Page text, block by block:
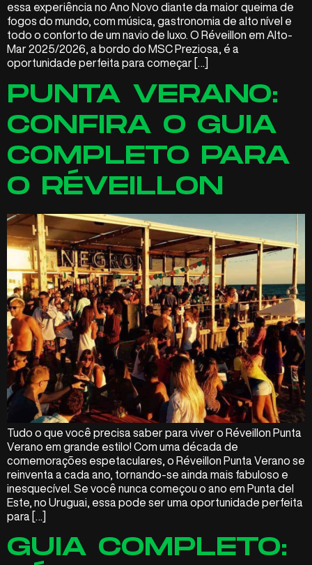
essa experiência no Ano Novo diante da maior queima de
fogos do mundo, com música, gastronomia de alto nível e
todo o conforto de um navio de luxo. O Réveillon em Alto-
Mar 2025/2026, a bordo do MSC Preziosa, é a
oportunidade perfeita para começar […]
PUNTA VERANO:
CONFIRA O GUIA
COMPLETO PARA
O RÉVEILLON
Tudo o que você precisa saber para viver o Réveillon Punta
Verano em grande estilo! Com uma década de
comemorações espetaculares, o Réveillon Punta Verano se
reinventa a cada ano, tornando-se ainda mais fabuloso e
inesquecível. Se você nunca começou o ano em Punta del
Este, no Uruguai, essa pode ser uma oportunidade perfeita
para […]
GUIA COMPLETO: